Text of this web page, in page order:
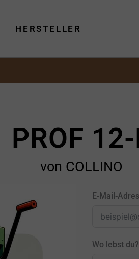
HERSTELLER
PROF 12-
von COLLINO
E-Mail-
Wo lebst du?